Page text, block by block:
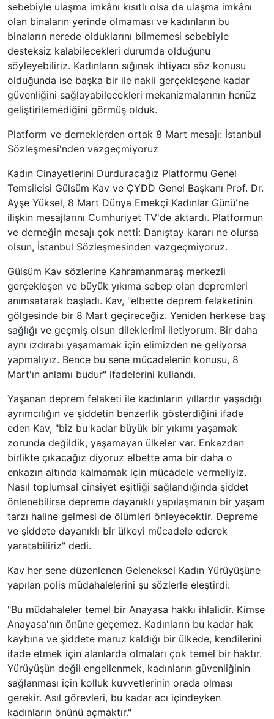
sebebiyle ulaşma imkânı kısıtlı olsa da ulaşma imkânı
olan binaların yerinde olmaması ve kadınların bu
binaların nerede olduklarını bilmemesi sebebiyle
desteksiz kalabilecekleri durumda olduğunu
söyleyebiliriz. Kadınların sığınak ihtiyacı söz konusu
olduğunda ise başka bir ile nakli gerçekleşene kadar
güvenliğini sağlayabilecekleri mekanizmalarının henüz
geliştirilemediğini görmüş olduk.
Platform ve derneklerden ortak 8 Mart mesajı: İstanbul
Sözleşmesi'nden vazgeçmiyoruz
Kadın Cinayetlerini Durduracağız Platformu Genel
Temsilcisi Gülsüm Kav ve ÇYDD Genel Başkanı Prof. Dr.
Ayşe Yüksel, 8 Mart Dünya Emekçi Kadınlar Günü'ne
ilişkin mesajlarını Cumhuriyet TV'de aktardı. Platformun
ve derneğin mesajı çok netti: Danıştay kararı ne olursa
olsun, İstanbul Sözleşmesinden vazgeçmiyoruz.
Gülsüm Kav sözlerine Kahramanmaraş merkezli
gerçekleşen ve büyük yıkıma sebep olan depremleri
anımsatarak başladı. Kav, "elbette deprem felaketinin
gölgesinde bir 8 Mart geçireceğiz. Yeniden herkese baş
sağlığı ve geçmiş olsun dileklerimi iletiyorum. Bir daha
aynı ızdırabı yaşamamak için elimizden ne geliyorsa
yapmalıyız. Bence bu sene mücadelenin konusu, 8
Mart'ın anlamı budur" ifadelerini kullandı.
Yaşanan deprem felaketi ile kadınların yıllardır yaşadığı
ayrımcılığın ve şiddetin benzerlik gösterdiğini ifade
eden Kav, "biz bu kadar büyük bir yıkımı yaşamak
zorunda değildik, yaşamayan ülkeler var. Enkazdan
birlikte çıkacağız diyoruz elbette ama bir daha o
enkazın altında kalmamak için mücadele vermeliyiz.
Nasıl toplumsal cinsiyet eşitliği sağlandığında şiddet
önlenebilirse depreme dayanıklı yapılaşmanın bir yaşam
tarzı haline gelmesi de ölümleri önleyecektir. Depreme
ve şiddete dayanıklı bir ülkeyi mücadele ederek
yaratabiliriz" dedi.
Kav her sene düzenlenen Geleneksel Kadın Yürüyüşüne
yapılan polis müdahalelerini şu sözlerle eleştirdi:
"Bu müdahaleler temel bir Anayasa hakkı ihlalidir. Kimse
Anayasa'nın önüne geçemez. Kadınların bu kadar hak
kaybına ve şiddete maruz kaldığı bir ülkede, kendilerini
ifade etmek için alanlarda olmaları çok temel bir haktır.
Yürüyüşün değil engellenmek, kadınların güvenliğinin
sağlanması için kolluk kuvvetlerinin orada olması
gerekir. Asıl görevleri, bu kadar acı içindeyken
kadınların önünü açmaktır."